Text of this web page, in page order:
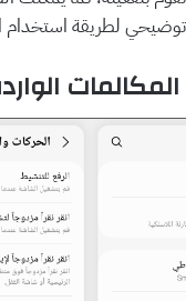
لطريقة استخدام